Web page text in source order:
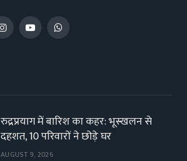
InstagramYouTubeWhatsApp
रुद्रप्रयाग में बारिश का कहर: भूस्खलन से
दहशत, 10 परिवारों ने छोड़े घर
AUGUST 9, 2026